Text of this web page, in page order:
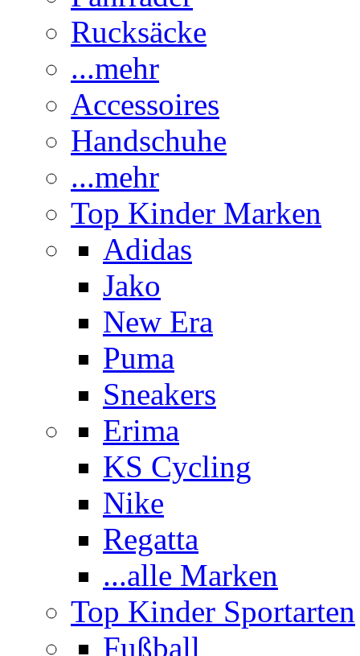
Rucksäcke
...mehr
Accessoires
Handschuhe
...mehr
Top Kinder Marken
Adidas
Jako
New Era
Puma
Sneakers
Erima
KS Cycling
Nike
Regatta
...alle Marken
Top Kinder Sportarten
Fußball